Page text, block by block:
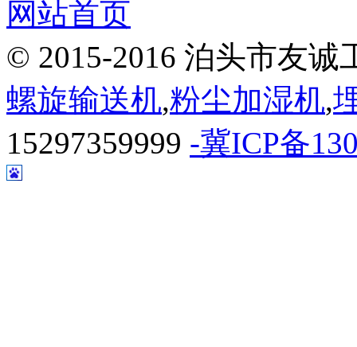
网站首页
© 2015-2016 泊头市友
螺旋输送机,粉尘加湿机,
15297359999 -冀ICP备